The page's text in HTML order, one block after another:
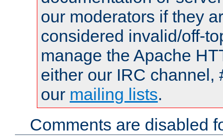
our moderators if they
considered invalid/off-
manage the Apache
either our IRC channel,
our mailing lists.
Comments are disabled